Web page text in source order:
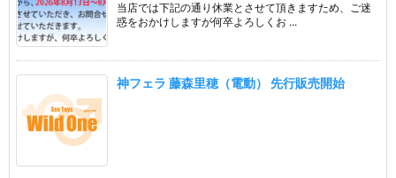
当店では下記の通り休業とさせて頂きますため、ご迷
惑をおかけしますが何卒よろしくお ...
神フェラ 藤森里穂（電動） 先行販売開始